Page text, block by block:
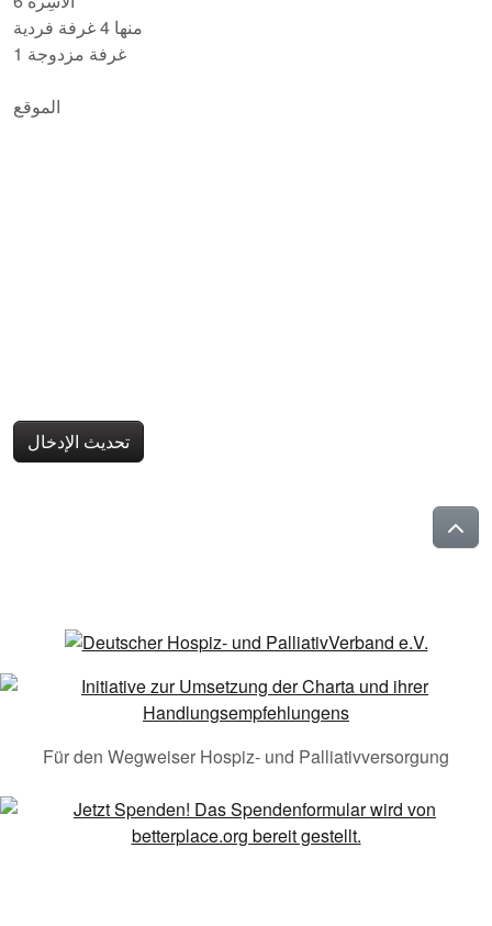
منها 4 غرفة فردية
1 غرفة مزدوجة
الموقع
تحديث الإدخال
Für den Wegweiser Hospiz- und Palliativversorgung